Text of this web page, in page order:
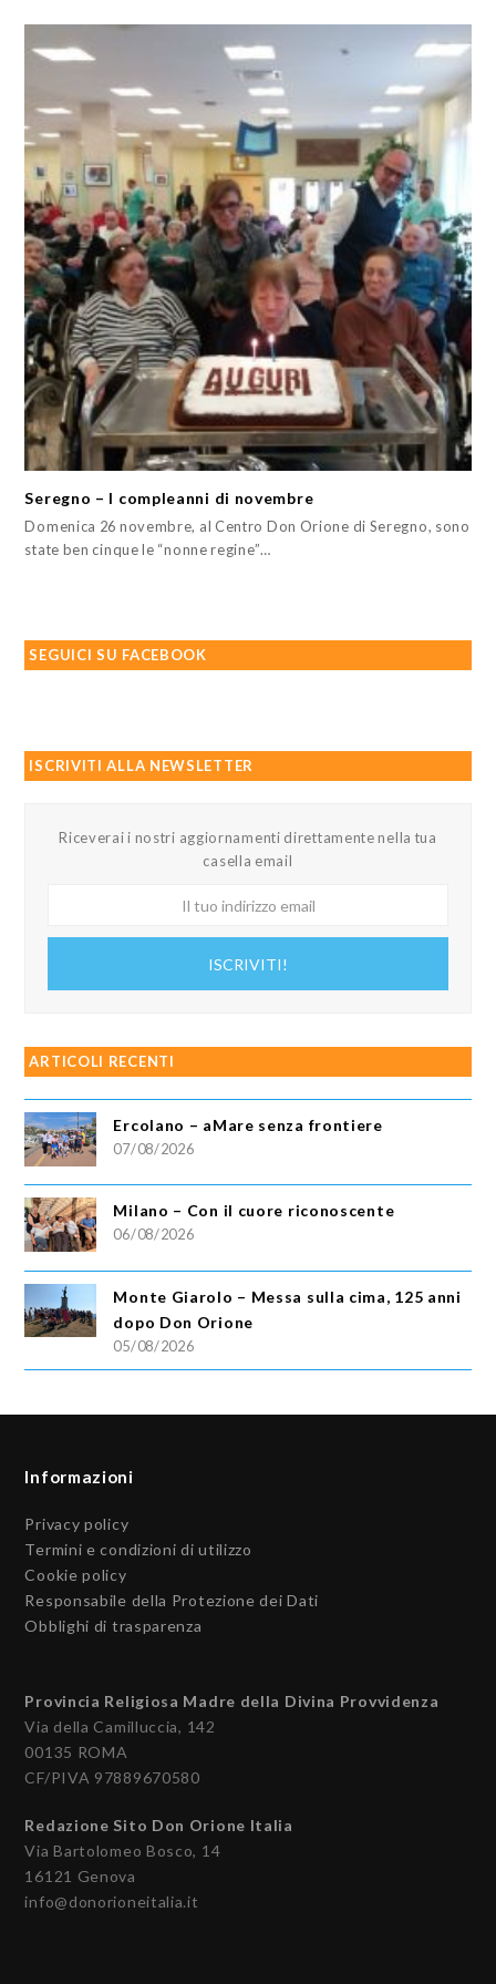
Seregno – I compleanni di novembre
Domenica 26 novembre, al Centro Don Orione di Seregno, sono
state ben cinque le “nonne regine”…
SEGUICI SU FACEBOOK
ISCRIVITI ALLA NEWSLETTER
Riceverai i nostri aggiornamenti direttamente nella tua
casella email
ISCRIVITI!
ARTICOLI RECENTI
Ercolano – aMare senza frontiere
07/08/2026
Milano – Con il cuore riconoscente
06/08/2026
Monte Giarolo – Messa sulla cima, 125 anni
dopo Don Orione
05/08/2026
Informazioni
Privacy policy
Termini e condizioni di utilizzo
Cookie policy
Responsabile della Protezione dei Dati
Obblighi di trasparenza
Provincia Religiosa Madre della Divina Provvidenza
Via della Camilluccia, 142
00135 ROMA
CF/PIVA 97889670580
Redazione Sito Don Orione Italia
Via Bartolomeo Bosco, 14
16121 Genova
info@donorioneitalia.it